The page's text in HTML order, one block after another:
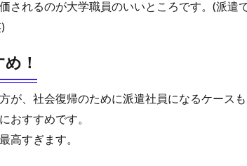
されるのが大学職員のいいところです。(派遣
！
が、社会復帰のために派遣社員になるケース
おすすめです。
高すぎます。